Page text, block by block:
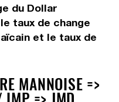
du Dollar
taux de change
et le taux de
MANNOISE =>